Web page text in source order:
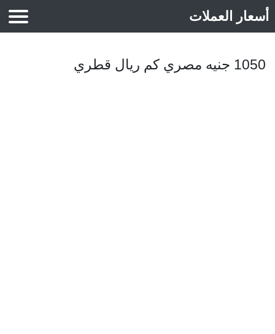
أسعار العملات
1050 جنيه مصري كم ريال قطري